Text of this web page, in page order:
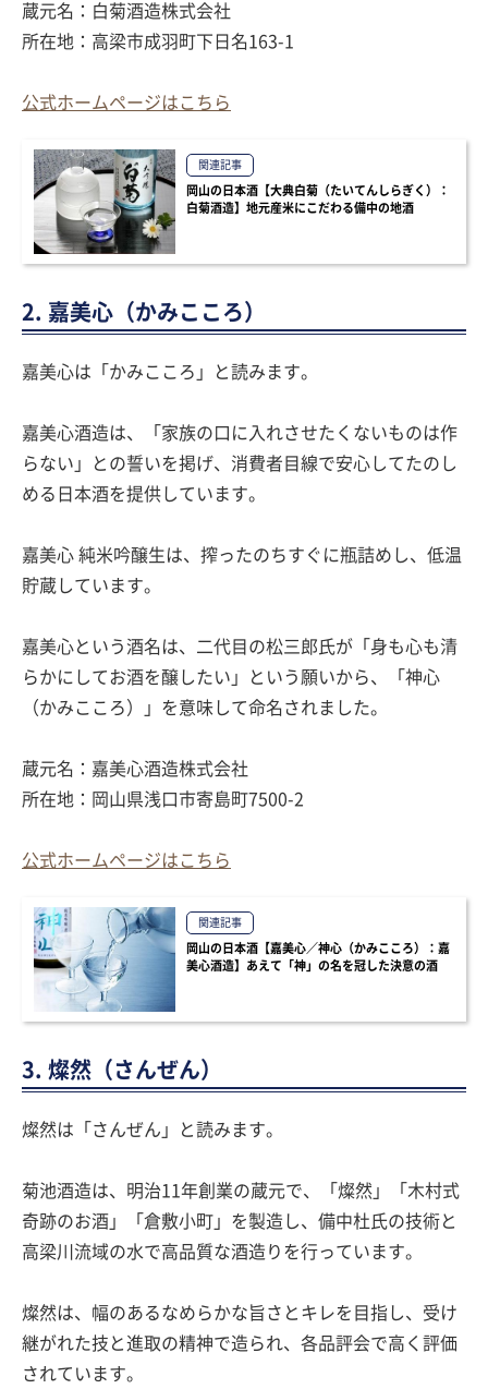
蔵元名：白菊酒造株式会社
所在地：高梁市成羽町下日名163-1
公式ホームページはこちら
関連記事
岡山の日本酒【大典白菊（たいてんしらぎく）：
白菊酒造】地元産米にこだわる備中の地酒
2. 嘉美心（かみこころ）
嘉美心は「かみこころ」と読みます。
嘉美心酒造は、「家族の口に入れさせたくないものは作
らない」との誓いを掲げ、消費者目線で安心してたのし
める日本酒を提供しています。
嘉美心 純米吟醸生は、搾ったのちすぐに瓶詰めし、低温
貯蔵しています。
嘉美心という酒名は、二代目の松三郎氏が「身も心も清
らかにしてお酒を醸したい」という願いから、「神心
（かみこころ）」を意味して命名されました。
蔵元名：嘉美心酒造株式会社
所在地：岡山県浅口市寄島町7500-2
公式ホームページはこちら
関連記事
岡山の日本酒【嘉美心／神心（かみこころ）：嘉
美心酒造】あえて「神」の名を冠した決意の酒
3. 燦然（さんぜん）
燦然は「さんぜん」と読みます。
菊池酒造は、明治11年創業の蔵元で、「燦然」「木村式
奇跡のお酒」「倉敷小町」を製造し、備中杜氏の技術と
高梁川流域の水で高品質な酒造りを行っています。
燦然は、幅のあるなめらかな旨さとキレを目指し、受け
継がれた技と進取の精神で造られ、各品評会で高く評価
されています。